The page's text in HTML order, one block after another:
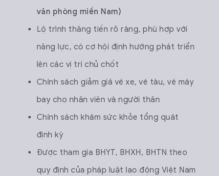
văn phòng miền Nam)
Lộ trình thăng tiến rõ ràng, phù hợp với
năng lực, có cơ hội định hướng phát triển
lên các vị trí chủ chốt
Chính sách giảm giá vé xe, vé tàu, vé máy
bay cho nhân viên và người thân
Chính sách khám sức khỏe tổng quát
định kỳ
Được tham gia BHYT, BHXH, BHTN theo
quy định của pháp luật lao động Việt Nam